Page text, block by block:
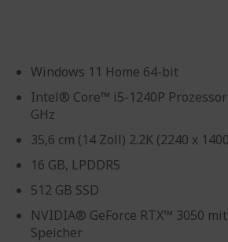
Windows 11 Home 64-bit
Intel® Core™ i5-1240P Prozessor
GHz
35,6 cm (14 Zoll) 2.2K (2240 x
16 GB, LPDDR5
512 GB SSD
NVIDIA® GeForce RTX™ 3050
Speicher